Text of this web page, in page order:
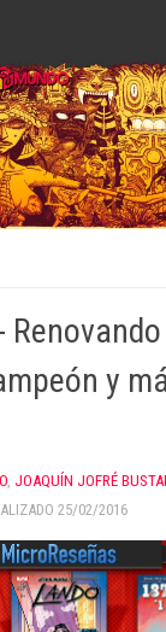
y
, JOAQUÍN JOFRÉ
25/02/2016